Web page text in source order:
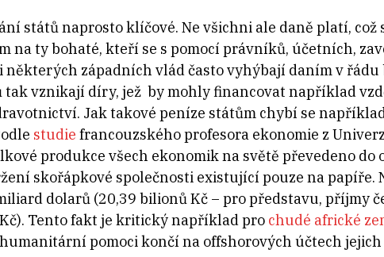
států naprosto klíčové. Ne všichni ale daně platí, což
na ty bohaté, kteří se s pomocí právníků, účetních,
některých západních vlád často vyhýbají daním v
vznikají díry, jež by mohly financovat například
Jak takové peníze státům chybí se
studie francouzského profesora ekonomie z
produkce všech ekonomik na světě převedeno do
skořápkové společnosti existující pouze na papíře.
dolarů (20,39 bilionů Kč – pro představu, příjmy
Tento fakt je kritický například prochudé africké
pomoci končí na offshorových účtech